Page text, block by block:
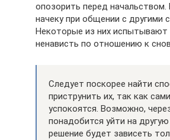
опозорить перед
начеку при общении с другими
Некоторые из них испытывают
ненависть по отношению к
Следует поскорее найти
приструнить их, так как
успокоятся. Возможно,
понадобится уйти на другую
решение будет зависеть